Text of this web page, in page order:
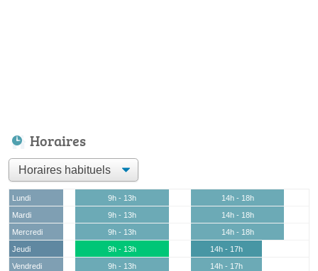
Horaires
Lundi 9h - 13h
14h - 18h
Mardi
9h - 13h
14h - 18h
Mercredi
9h - 13h
14h - 18h
Jeudi
9h - 13h
14h - 17h
Vendredi
9h - 13h
14h - 17h